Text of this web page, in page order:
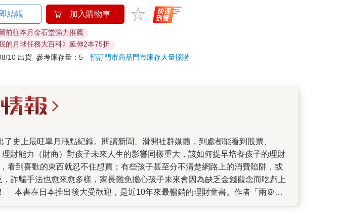
結帳 加入購物車
前往本月金石堂強力推薦
的月球任務大百科》延伸2本75折
10 出貨 參考庫存量：5預訂門市商品門市庫存大量採購
財能力（財商）對孩子未來人生的影響同樣重大，該如何提早培養孩子的理財
詐騙手法也愈來愈多樣，家長難免擔心孩子未來會因為缺乏金錢觀念而吃虧上